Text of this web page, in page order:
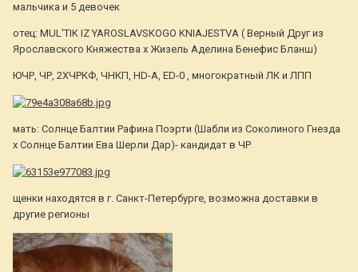
мальчика и 5 девочек
отец: MUL'TIK IZ YAROSLAVSKOGO KNIAJESTVA ( Верный Друг из
Ярославского Княжества х Жизель Аделина Бенефис Бланш)
ЮЧР, ЧР, 2ХЧРКФ, ЧНКП, HD-A, ED-0 , многократный ЛК и ЛПП
мать: Солнце Балтии Рафина Поэрти (Шабли из Соколиного Гнезда
х Солнце Балтии Ева Шерли Дар)- кандидат в ЧР
щенки находятся в г. Санкт-Петербурге, возможна доставки в
другие регионы